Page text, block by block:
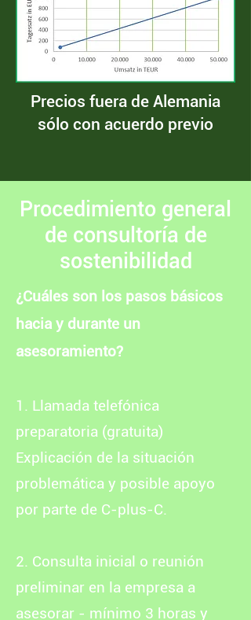
Precios fuera de Alemania
sólo con acuerdo previo
Procedimiento general
de consultoría de
sostenibilidad
¿Cuáles son los pasos básicos
hacia y durante un
asesoramiento?
1. Llamada telefónica
preparatoria (gratuita)
Explicación de la situación
problemática y posible apoyo
por parte de C-plus-C.
2. Consulta inicial o reunión
preliminar en la empresa a
asesorar - mínimo 3 horas y